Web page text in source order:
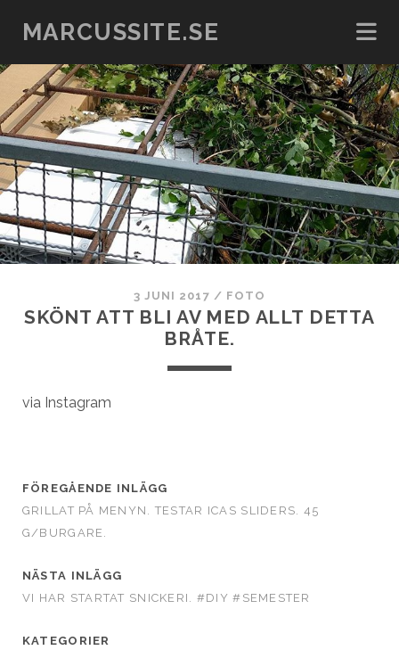
MARCUSSITE.SE
3 JUNI 2017 / FOTO
SKÖNT ATT BLI AV MED ALLT DETTA
BRÅTE.
via Instagram
FÖREGÅENDE INLÄGG
GRILLAT PÅ MENYN. TESTAR ICAS SLIDERS. 45
G/BURGARE.
NÄSTA INLÄGG
VI HAR STARTAT SNICKERI. #DIY #SEMESTER
KATEGORIER